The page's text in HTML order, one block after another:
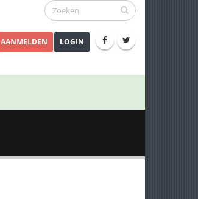
AANMELDEN LOGIN